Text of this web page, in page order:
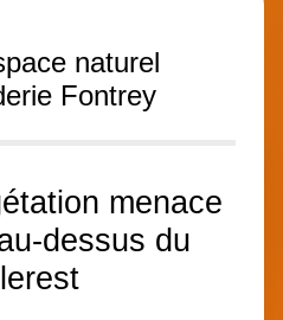
naturel
Fontrey
menace
dessus du